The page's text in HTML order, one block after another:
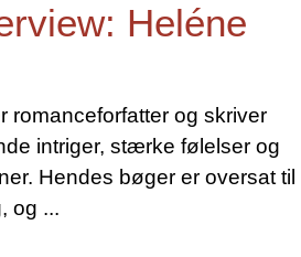
Heléne
romanceforfatter og skriver
intriger, stærke følelser og
Hendes bøger er oversat til
og ...